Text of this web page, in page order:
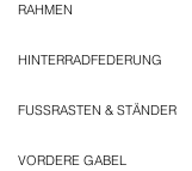
RAHMEN
HINTERRADFEDERUNG
FUSSRASTEN & STÄNDER
VORDERE GABEL